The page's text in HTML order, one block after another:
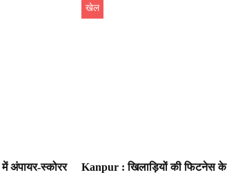
खेल
अंपायर-स्कोरर
Kanpur : खिलाड़ियों की फिटनेस के